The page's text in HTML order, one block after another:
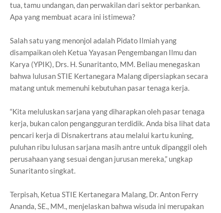
tua, tamu undangan, dan perwakilan dari sektor perbankan.
Apa yang membuat acara ini istimewa?
Salah satu yang menonjol adalah Pidato Ilmiah yang
disampaikan oleh Ketua Yayasan Pengembangan Ilmu dan
Karya (YPIK), Drs. H. Sunaritanto, MM. Beliau menegaskan
bahwa lulusan STIE Kertanegara Malang dipersiapkan secara
matang untuk memenuhi kebutuhan pasar tenaga kerja.
“Kita meluluskan sarjana yang diharapkan oleh pasar tenaga
kerja, bukan calon pengangguran terdidik. Anda bisa lihat data
pencari kerja di Disnakertrans atau melalui kartu kuning,
puluhan ribu lulusan sarjana masih antre untuk dipanggil oleh
perusahaan yang sesuai dengan jurusan mereka,” ungkap
Sunaritanto singkat.
Terpisah, Ketua STIE Kertanegara Malang, Dr. Anton Ferry
Ananda, SE., MM., menjelaskan bahwa wisuda ini merupakan